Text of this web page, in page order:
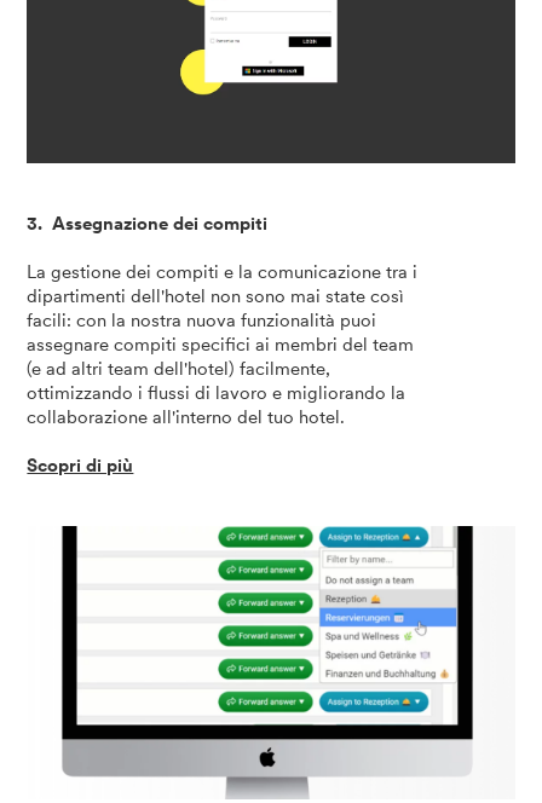
3. Assegnazione dei compiti
La gestione dei compiti e la comunicazione tra i
dipartimenti dell'hotel non sono mai state così
facili: con la nostra nuova funzionalità puoi
assegnare compiti specifici ai membri del team
(e ad altri team dell'hotel) facilmente,
ottimizzando i flussi di lavoro e migliorando la
collaborazione all'interno del tuo hotel.
Scopri di più